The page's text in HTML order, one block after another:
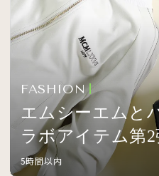
FASHION
エムシーエムと
ラボアイテム第
5時間以内